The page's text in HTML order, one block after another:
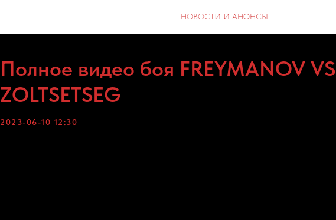
НОВОСТИ И АНОНСЫ
Полное видео боя FREYMANOV VS
ZOLTSETSEG
2023-06-10 12:30